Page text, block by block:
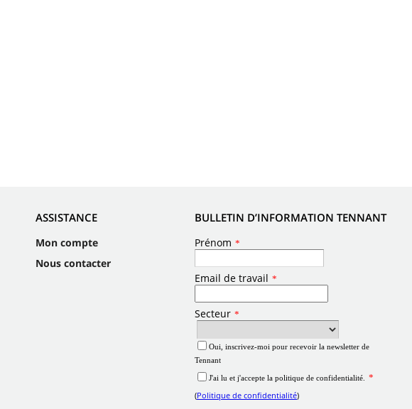
ASSISTANCE
Mon compte
Nous contacter
BULLETIN D’INFORMATION TENNANT